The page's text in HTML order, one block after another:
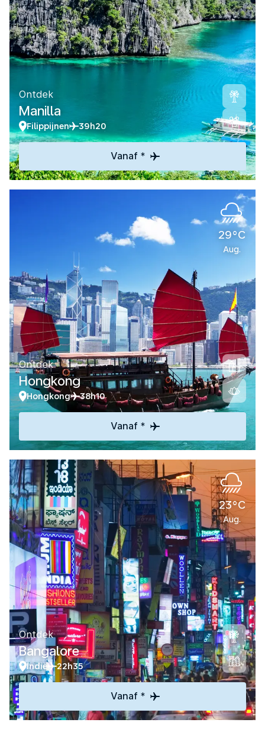
Ontdek
Manilla
Filippijnen 39h20
Vanaf *
29°C
Aug.
Ontdek
Hongkong
Hongkong 38h10
Vanaf *
23°C
Aug.
Ontdek
Bangalore
Indië 22h35
Vanaf *